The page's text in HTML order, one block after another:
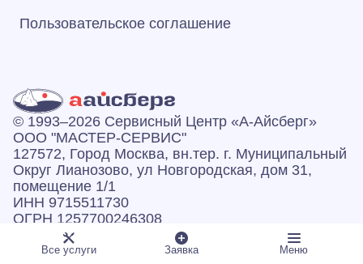
Пользовательское соглашение
© 1993–2026 Сервисный Центр «А‑Айсберг»
ООО "МАСТЕР-СЕРВИС"
127572, Город Москва, вн.тер. г. Муниципальный
Округ Лианозово, ул Новгородская, дом 31,
помещение 1/1
ИНН 9715511730
ОГРН 1257700246308
Все услуги Заявка Меню